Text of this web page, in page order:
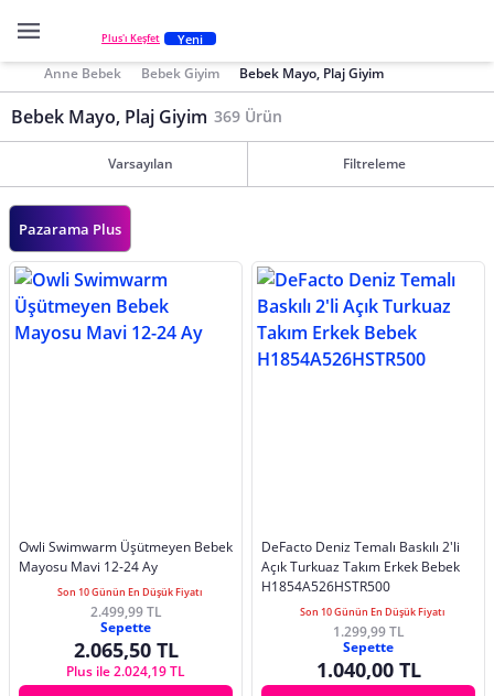
Plus'ı Keşfet Yeni
Anne Bebek Bebek Giyim Bebek Mayo, Plaj Giyim
Bebek Mayo, Plaj Giyim 369 Ürün
Varsayılan Filtreleme
Pazarama Plus
Owli Swimwarm Üşütmeyen Bebek
Mayosu Mavi 12-24 Ay
Son 10 Günün En Düşük Fiyatı
2.499,99 TL
Sepette
2.065,50 TL
Plus ile 2.024,19 TL
DeFacto Deniz Temalı Baskılı 2'li
Açık Turkuaz Takım Erkek Bebek
H1854A526HSTR500
Son 10 Günün En Düşük Fiyatı
1.299,99 TL
Sepette
1.040,00 TL